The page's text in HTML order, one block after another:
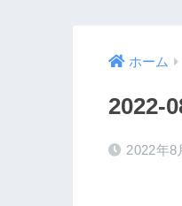
ホーム
2022-
2022年8